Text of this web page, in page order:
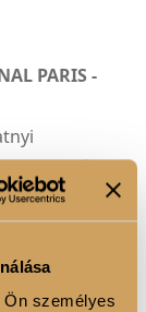
személyes
PARIS -
hatást
amelyek